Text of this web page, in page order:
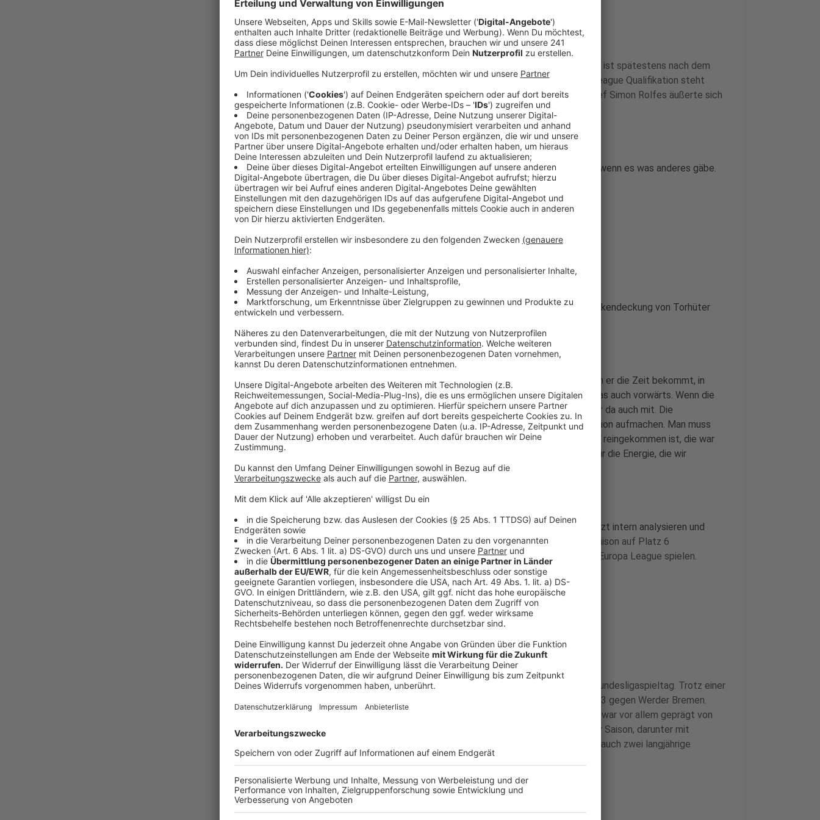
Anzeige
Wer trainiert Bayer 04 Leverkusen in der kommenden Saison? Das ist spätestens nach dem
Wochenende sehr offen. Denn nach der verpassten Champions League Qualifikation steht
Kasper Hjulmand Medienberichten zufolge vor dem Aus. Sportchef Simon Rolfes äußerte sich
am Radio Leverkusen Mikrofon nur knapp zur Personalie:
Kasper hat einen Vertrag, deshalb müsste ich was verkünden, wenn es was anderes gäbe.
Anzeige
Rückendeckung für Hjulmand aus der Mannschaft
Eine klare Jobgarantie für den Dänen gab es nicht. Dafür aber Rückendeckung von Torhüter
Ich würde gerne mit ihm weitermachen. Ich bin mir sicher, wenn er die Zeit bekommt, in
der Sommervorbereitung an dieser Truppe zu arbeiten, geht das auch vorwärts. Wenn die
Verantwortlichen sich für etwas neues entscheiden, ziehen wir da auch mit. Die
Entscheidung liegt nicht bei mir, ich will auch gar keine Diskussion aufmachen. Man muss
ganz einfach dazu sagen, dass der Trainer hier in eine Situation reingekommen ist, die war
einfach kacke. Letztendlich ist er nicht der Verantwortliche für die Energie, die wir
Spieler auf den Platz legen
Hjulmand selbst ließ seine Zukunft offen. Bayer will die Saison jetzt intern analysieren und
zeitnah Entscheidungen treffen.Sportlich hat die Werkself die Saison auf Platz 6
abgeschlossen und wird deshalb in der kommenden Saison in der Europa League spielen.
Anzeige
Frauen-Mannschaft beendet die Saison auf Platz 5
Anzeige
Auch die Bayer 04 Frauen hatten am Wochenende ihren letzten Bundesligaspieltag. Trotz einer
dominanten Leistung und vieler Torchanchen unterlagen sie mit 1:3 gegen Werder Bremen.
Dadurch schließen die Frauen die Saison auf Platz 5 ab. Das Spiel war vor allem geprägt von
Abschieden. Sieben Spielerinnen verlassen den Club zum Ende der Saison, darunter mit
Torhüterin Friederike Repohl und Mittelfeldspielerin Kristin Kögel auch zwei langjährige
Leistungsträgerinnen.
Anzeige